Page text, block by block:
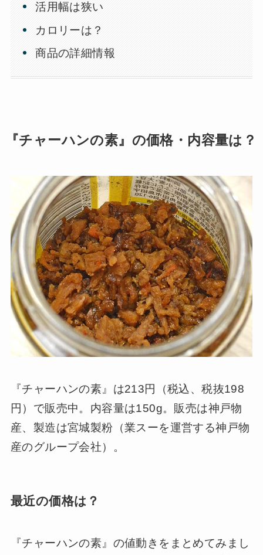
活用幅は狭い
カロリーは？
商品の詳細情報
『チャーハンの素』の価格・内容量は？
『チャーハンの素』は213円（税込、税抜198
円）で販売中。内容量は150g。販売は神戸物
産、製造は宮城製粉（業スーを運営する神戸物
産のグループ会社）。
最近の価格は？
『チャーハンの素』の値動きをまとめてみまし